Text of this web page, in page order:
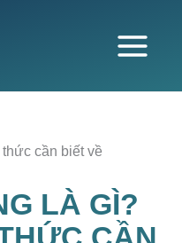
cần biết về
LÀ GÌ?